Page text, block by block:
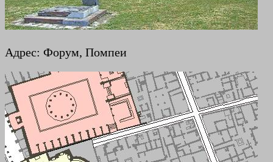
Адрес: Форум, Помпеи